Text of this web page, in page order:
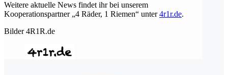
Weitere aktuelle News findet ihr bei unserem
Kooperationspartner „4 Räder, 1 Riemen“ unter4r1r.de.
Bilder 4R1R.de